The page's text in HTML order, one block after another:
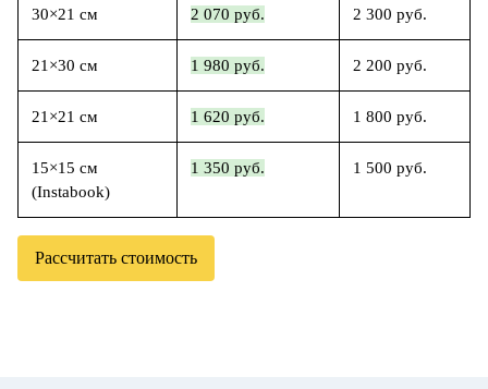
30×21 см 2 070 руб. 2 300 руб.
21×30 см 1 980 руб. 2 200 руб.
21×21 см 1 620 руб. 1 800 руб.
15×15 см
(Instabook)
1 350 руб. 1 500 руб.
Рассчитать стоимость